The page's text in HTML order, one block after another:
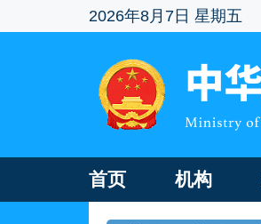
2026年8月7日 星期五
首页 机构